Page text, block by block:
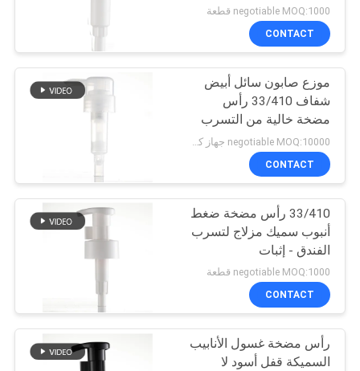
المعمل
مراقبة
الجودة
اتصل
أخبار
حالات
خريطة
الموقع
مضخة غسول التجميل
37
مضخة رغوة مطهر
اليد
41
negotiable MOQ:1000 قطعة
CONTACT
موزع صابون سائل أبيض
شفاف 33/410 رأس
مضخة خالية من التسرب
من الأنابيب السميكة
negotiable MOQ:10000 جهاز كمبيوتر شخصى
CONTACT
33/410 رأس مضخة ضغط
أنبوب سميك مزلاج لتسرب
الفندق - إثبات
negotiable MOQ:1000 قطعة
CONTACT
رأس مضخة غسول الأنابيب
السميكة قفل أسود لا